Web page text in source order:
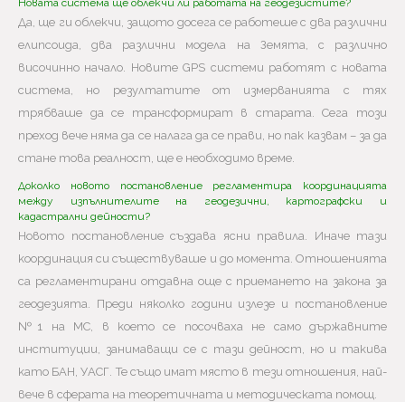
Новата система ще облекчи ли работата на геодезистите?
Да, ще ги облекчи, защото досега се работеше с два различни
елипсоида, два различни модела на Земята, с различно
височинно начало. Новите GPS системи работят с новата
система, но резултатите от измерванията с тях
трябваше да се трансформират в старата. Сега този
преход вече няма да се налага да се прави, но пак казвам – за да
стане това реалност, ще е необходимо време.
Доколко новото постановление регламентира координацията
между изпълнителите на геодезични, картографски и
кадастрални дейности?
Новото постановление създава ясни правила. Иначе тази
координация си съществуваше и до момента. Отношенията
са регламентирани отдавна още с приемането на закона за
геодезията. Преди няколко години излезе и постановление
№1 на МС, в което се посочваха не само държавните
институции, занимаващи се с тази дейност, но и такива
като БАН, УАСГ. Те също имат място в тези отношения, най-
вече в сферата на теоретичната и методическата помощ.